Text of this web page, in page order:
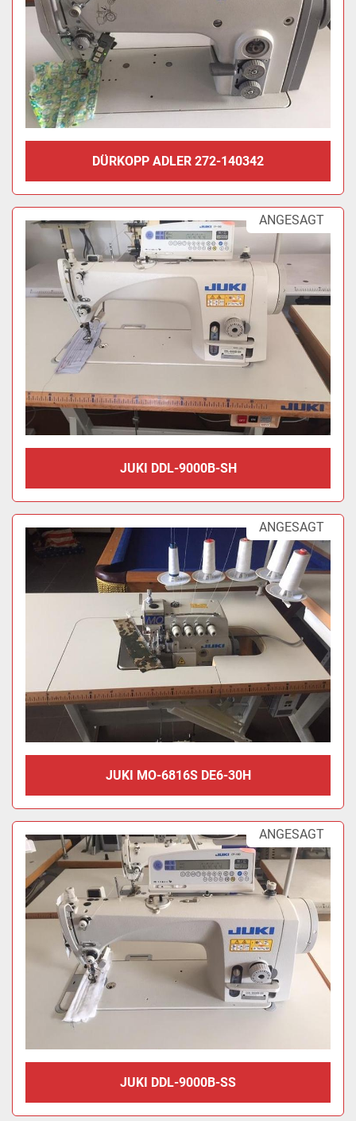
DÜRKOPP ADLER 272-140342
ANGESAGT
JUKI DDL-9000B-SH
ANGESAGT
JUKI MO-6816S DE6-30H
ANGESAGT
JUKI DDL-9000B-SS